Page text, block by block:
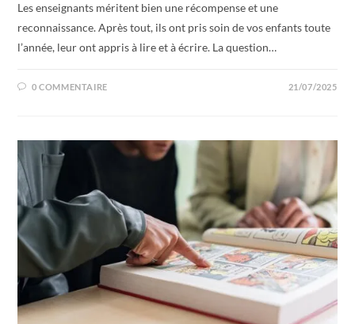
Les enseignants méritent bien une récompense et une
reconnaissance. Après tout, ils ont pris soin de vos enfants toute
l’année, leur ont appris à lire et à écrire. La question…
0 COMMENTAIRE 21/07/2025